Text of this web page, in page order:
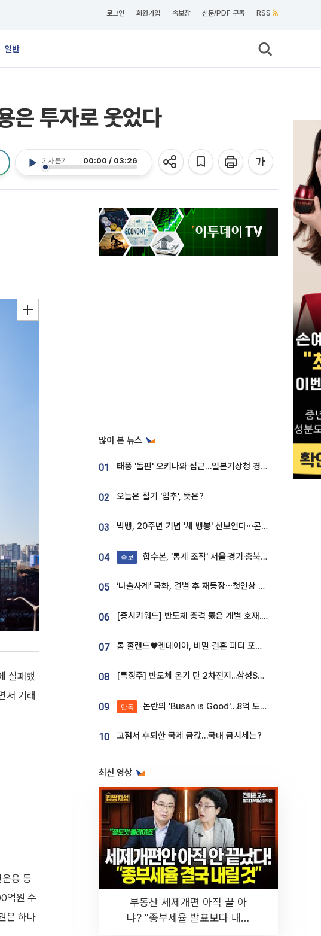
로그인 회원가입 속보창 신문/PDF 구독 RSS
일반
은 투자로 웃었다
기사 듣기 00:00 / 03:26
실패했
서 거래
용 등
억원 수
은 하나
많이 본 뉴스
01 태풍 '돌핀' 오키나와 접근…일본기상청 경로 업데이트
02 오늘은 절기 '입추', 뜻은?
03 빅뱅, 20주년 기념 '새 뱅봉' 선보인다⋯콘서트 앞두고 팝업 개최
04 속보 합수본, '통계 조작' 서울·경기·충북 선관위 등 추가 압수수색
05 ‘나솔사계’ 국화, 결별 후 재등장⋯첫인상 투표 휩쓸고 ‘인기녀’ 등극
06 [증시키워드] 반도체 충격 뚫은 개별 호재...포스코퓨처엠·에코프로·한화솔루션 '눈길'
07 톰 홀랜드♥젠데이아, 비밀 결혼 파티 포착⋯호텔 대관비만 9억
08 [특징주] 반도체 온기 탄 2차전지...삼성SDI, 장 초반 7% 넘게 껑충
09 단독 논란의 'Busan is Good'…8억 도시브랜드, 용산 대통령실 CI 업체가 수행
10 고점서 후퇴한 국제 금값…국내 금시세는?
최신 영상
부동산 세제개편 아직 끝 아
냐? "종부세율 발표보다 내릴